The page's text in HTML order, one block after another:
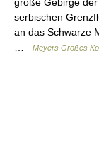
serbischen
an das Schwarze
Meyers Großes